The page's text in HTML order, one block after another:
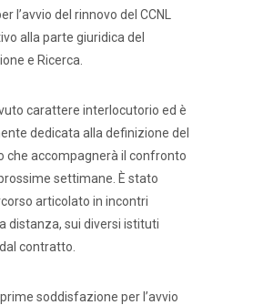
l’avvio del rinnovo del CCNL
alla parte giuridica del
e Ricerca.
carattere interlocutorio ed è
dedicata alla definizione del
che accompagnerà il confronto
settimane. È stato
articolato in incontri
distanza, sui diversi istituti
contratto.
soddisfazione per l’avvio